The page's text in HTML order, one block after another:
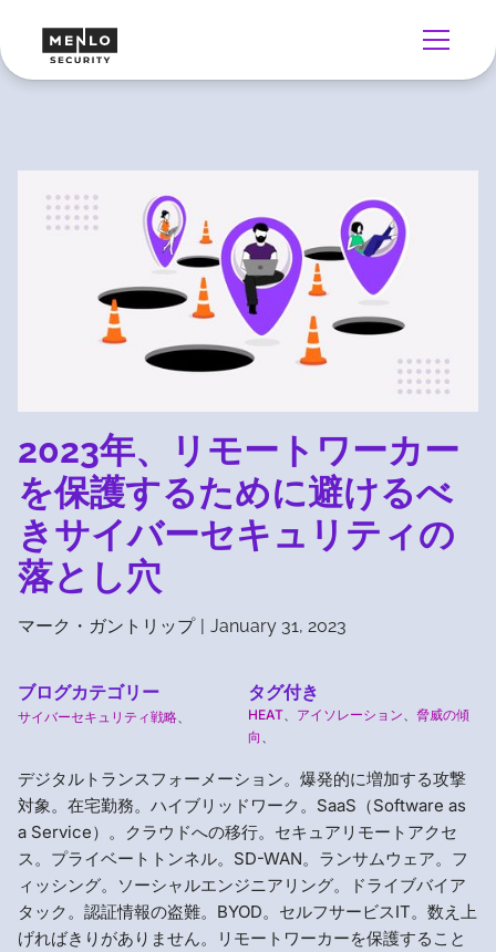
2023年、リモートワーカー
を保護するために避けるべ
きサイバーセキュリティの
落とし穴
マーク・ガントリップ | January 31, 2023
ブログカテゴリー
サイバーセキュリティ戦略
タグ付き
HEAT アイソレーション
脅威の傾
向
デジタルトランスフォーメーション。爆発的に増加する攻撃
対象。在宅勤務。ハイブリッドワーク。SaaS（Software as
a Service）。クラウドへの移行。セキュアリモートアクセ
ス。プライベートトンネル。SD-WAN。ランサムウェア。フ
ィッシング。ソーシャルエンジニアリング。ドライブバイア
タック。認証情報の盗難。BYOD。セルフサービスIT。数え上
げればきりがありません。リモートワーカーを保護すること